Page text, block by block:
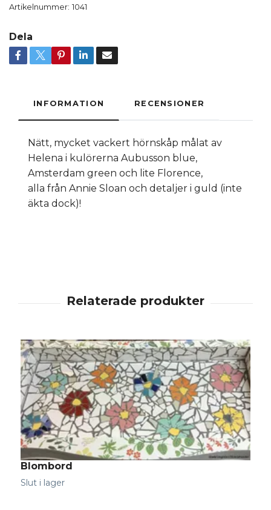
Artikelnummer: 1041
Dela
INFORMATION RECENSIONER
Nätt, mycket vackert hörnskåp målat av
Helena i kulörerna Aubusson blue,
Amsterdam green och lite Florence,
alla från Annie Sloan och detaljer i guld (inte
äkta dock)!
Blombord
Slut i lager